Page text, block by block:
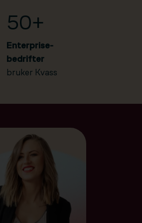
50+
Enterprise-
bedrifter
bruker Kvass